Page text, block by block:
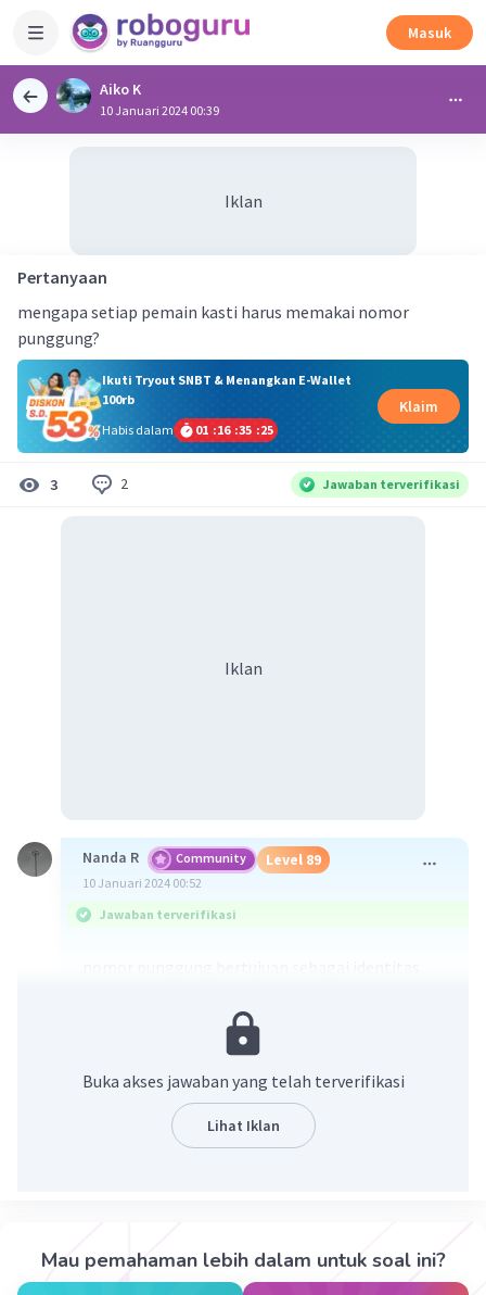
Masuk
Aiko K
10 Januari 2024 00:39
Iklan
Pertanyaan
mengapa setiap pemain kasti harus memakai nomor
punggung?
Ikuti Tryout SNBT & Menangkan E-Wallet
100rb
Habis dalam
01 :16 :35 :25
Klaim
3 2 Jawaban terverifikasi
Iklan
Nanda R Community Level 89
10 Januari 2024 00:52
Jawaban terverifikasi
setiap pemain dalam lapangan.
Beri Rating
Level 17
10 Januari 2024 11:37
MUH U Level 17
10 Januari 2024 11:38
Buka akses jawaban yang telah terverifikasi
Lihat Iklan
Mau pemahaman lebih dalam untuk soal ini?